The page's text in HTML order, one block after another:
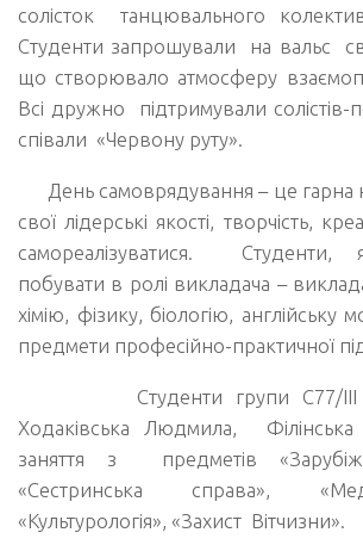
солісток танцювального
Студенти запрошували на вальс
що створювало атмосферу
Всі дружно підтримували солістів-
співали «Червону руту».
День самоврядування – це гарна
свої лідерські якості, творчість,
самореалізуватися. Студенти,
побувати в ролі викладача –
хімію, фізику, біологію, англійську
предмети професійно-практичної
Студенти групи С77/ІІІ
Ходаківська Людмила,
заняття з предметів
«Сестринська справа»,
«Культурологія», «Захист Вітчизни».